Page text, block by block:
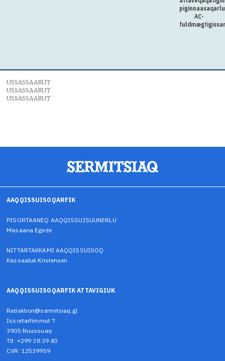
AC-
USSASSAARUT
USSASSAARUT
USSASSAARUT
AAQQISSUISOQARFIK
PISORTAANEQ AAQQISSUISUUNERLU
Masaana Egede
NITTARTAKKAMI AAQQISSUISOQ
Kassaaluk Kristensen
AAQQISSUISOQARFIK ATTAVIGIUK
Redaktion@sermitsiaq.gl
Issortarfimmut 7
3905 Nuussuaq
Tlf: +299 38 39 40
CVR: 12539959